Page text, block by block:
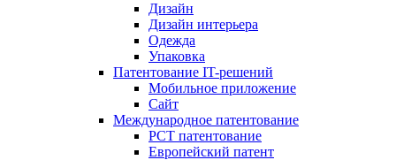
Дизайн
Дизайн интерьера
Одежда
Упаковка
Патентование IT-решений
Мобильное приложение
Сайт
Международное патентование
PCT патентование
Европейский патент